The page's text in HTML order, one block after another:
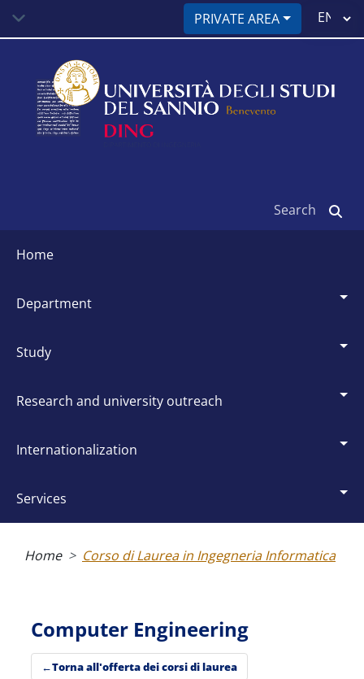
main
PRIVATE AREA
Select
dipartimentali
home
department
study
research and university outreach
internationalization
services
Home Corso di Laurea in Ingegneria Informatica
Computer Engineering
Torna all'offerta dei corsi di laurea